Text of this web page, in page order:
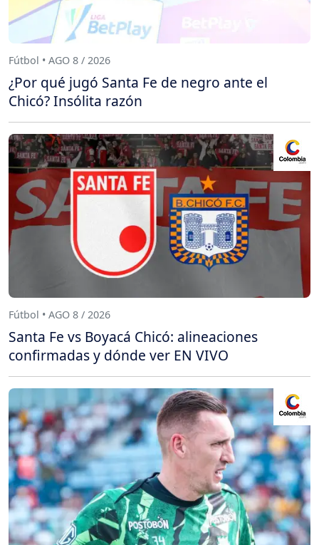
Fútbol • AGO 8 / 2026
¿Por qué jugó Santa Fe de negro ante el
Chicó? Insólita razón
Fútbol • AGO 8 / 2026
Santa Fe vs Boyacá Chicó: alineaciones
confirmadas y dónde ver EN VIVO